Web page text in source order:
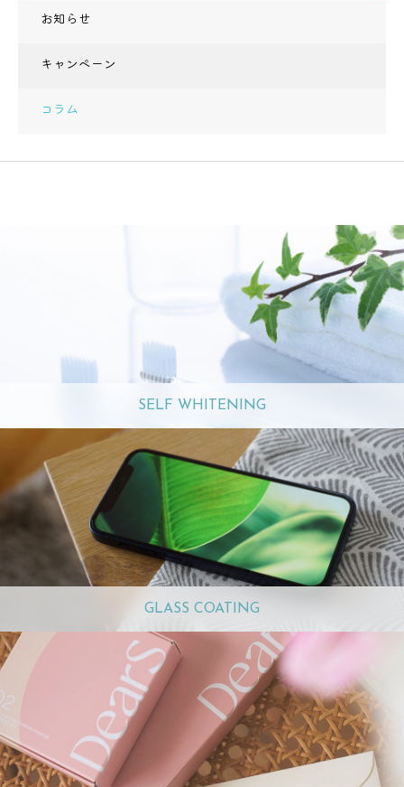
お知らせ
キャンペーン
コラム
SELF WHITENING
GLASS COATING